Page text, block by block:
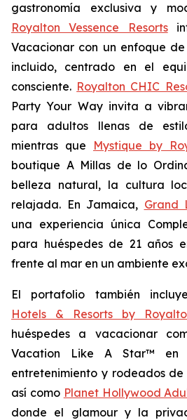
gastronomía exclusiva y
Royalton Vessence Resorts
Vacacionar con un enfoque
incluido, centrado en el
consciente. Royalton CHIC
Party Your Wayinvita a
para adultos llenas de
mientras que Mystique by
boutique A Millas de lo
belleza natural, la cultura
relajada. En Jamaica, Grand
una experiencia única
para huéspedes de 21 años
frente al mar en un ambiente
El portafolio también
Hotels & Resorts by
huéspedes a vacacionar
Vacation Like A Star™ en
entretenimiento y rodeados
así como Planet Hollywood
donde el glamour y la